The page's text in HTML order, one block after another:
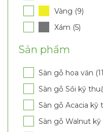
Vàng (9)
Xám (5)
Sản phẩm
Sàn gỗ hoa văn
Sàn gỗ Sồi kỹ
Sàn gỗ Acacia kỹ
Sàn gỗ Walnut kỹ